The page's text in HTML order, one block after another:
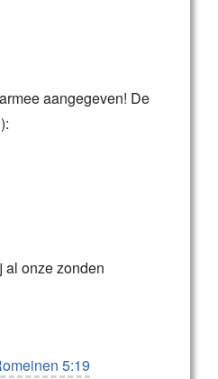
aangegeven! De
al onze zonden
5:19